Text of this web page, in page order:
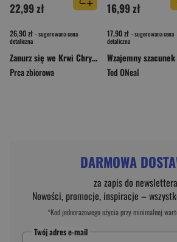
22,99 zł
26,90 zł - sugerowana cena
detaliczna
Zanurz się we Krwi Chrystusa. Najpiękniejsze modlitwy i rozważania
Prca zbiorowa
16,99 zł
17,90 zł - sugerowana cena
detaliczna
Wzajemny szacunek
Ted ONeal
DARMOWA
za zapis do
Nowości, promocje, inspiracje –
*Kod jednorazowego użycia przy minimalnej
Twój adres e-mail